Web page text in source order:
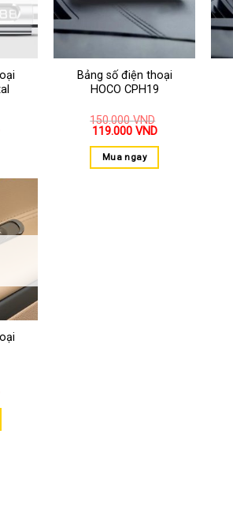
Bảng số điện thoại
HOCO CPH19
150.000VND
119.000 VND
Mua ngay
Thêm
vào
yêu